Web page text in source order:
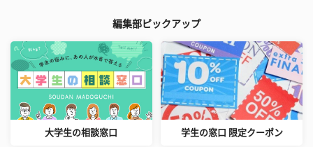
編集部ピックアップ
大学生の相談窓口 学生の窓口 限定クーポン